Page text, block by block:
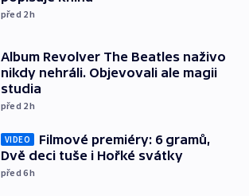
před 2h
Album Revolver The Beatles naživo
nikdy nehráli. Objevovali ale magii
studia
před 2h
VIDEO
Filmové premiéry: 6 gramů,
Dvě deci tuše i Hořké svátky
před 6h